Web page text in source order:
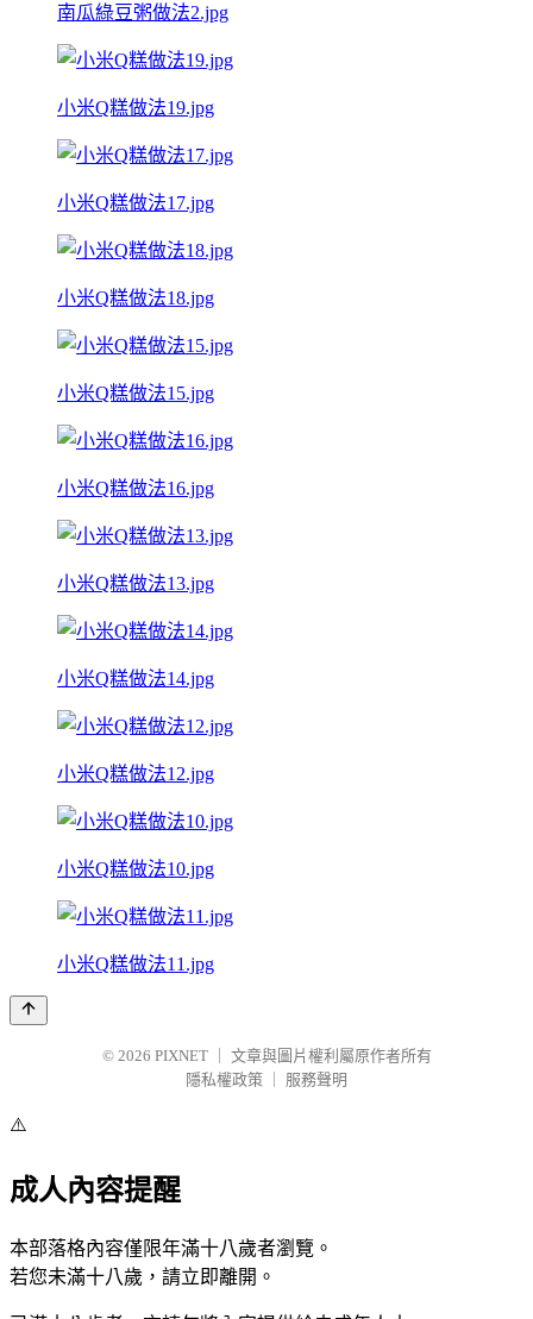
南瓜綠豆粥做法2.jpg
小米Q糕做法19.jpg
小米Q糕做法17.jpg
小米Q糕做法18.jpg
小米Q糕做法15.jpg
小米Q糕做法16.jpg
小米Q糕做法13.jpg
小米Q糕做法14.jpg
小米Q糕做法12.jpg
小米Q糕做法10.jpg
小米Q糕做法11.jpg
© 2026 PIXNET
文章與圖片權利屬原作者所有
隱私權政策
服務聲明
⚠️
成人內容提醒
本部落格內容僅限年滿十八歲者瀏覽。
若您未滿十八歲，請立即離開。